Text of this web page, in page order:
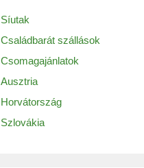
Síutak
Családbarát szállások
Csomagajánlatok
Ausztria
Horvátország
Szlovákia